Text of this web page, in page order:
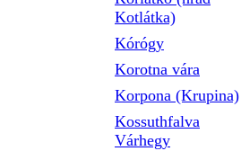
Kotlátka)
Kórógy
Korotna vára
Korpona (Krupina)
Kossuthfalva
Várhegy